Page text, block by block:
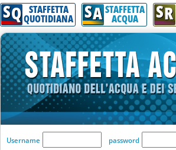
SQ STAFFETTA
QUOTIDIANA SA STAFFETTA
ACQUA SR
'Modulo Login per accedere'
Username password